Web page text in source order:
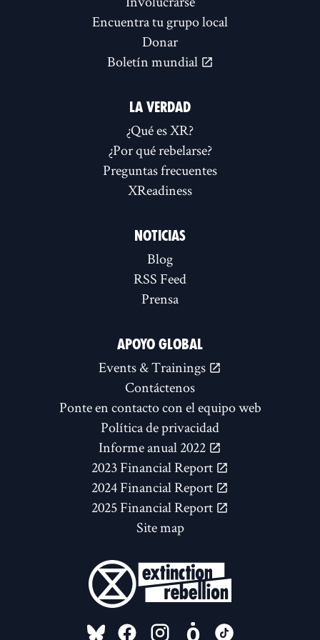
Encuentra tu grupo local
Donar
Boletín mundial
LA VERDAD
¿Qué es XR?
¿Por qué rebelarse?
Preguntas frecuentes
XReadiness
NOTICIAS
Blog
RSS Feed
Prensa
APOYO GLOBAL
Events & Trainings
Contáctenos
Ponte en contacto con el equipo web
Política de privacidad
Informe anual 2022
2023 Financial Report
2024 Financial Report
2025 Financial Report
Site map
FOLLOW US ON